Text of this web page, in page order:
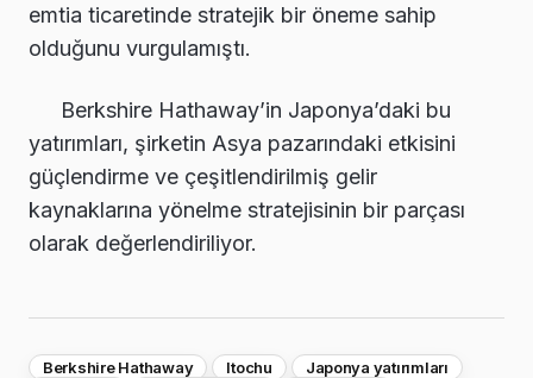
emtia ticaretinde stratejik bir öneme sahip
olduğunu vurgulamıştı.
Berkshire Hathaway’in Japonya’daki bu
yatırımları, şirketin Asya pazarındaki etkisini
güçlendirme ve çeşitlendirilmiş gelir
kaynaklarına yönelme stratejisinin bir parçası
olarak değerlendiriliyor.
Berkshire Hathaway Itochu
Japonya yatırımları